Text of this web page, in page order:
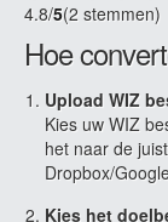
4.8/5(2 stemmen)
Hoe
Upload WIZ
Kies uw WIZ
het naar de
Dropbox/
Kies het